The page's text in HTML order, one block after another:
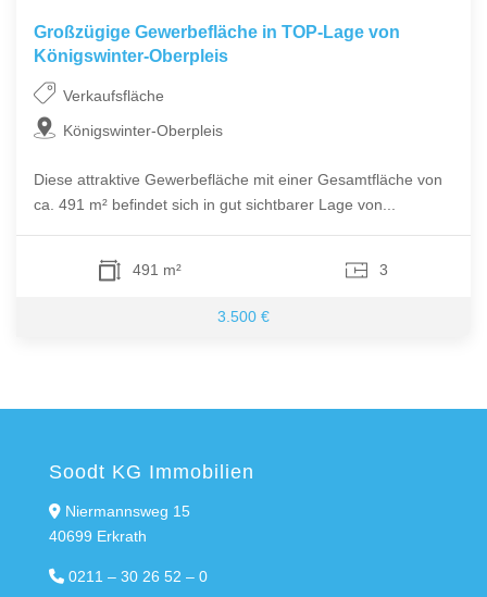
Großzügige Gewerbefläche in TOP-Lage von
Königswinter-Oberpleis
Verkaufsfläche
Königswinter-Oberpleis
Diese attraktive Gewerbefläche mit einer Gesamtfläche von
ca. 491 m² befindet sich in gut sichtbarer Lage von...
491 m² 3
3.500 €
Soodt KG Immobilien
Niermannsweg 15
40699 Erkrath
0211 – 30 26 52 – 0